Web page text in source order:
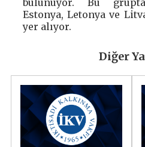
bulunuyor. Bu
Estonya, Letonya ve
yer alıyor.
Diğer